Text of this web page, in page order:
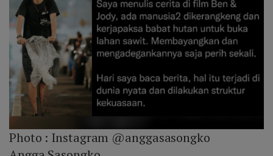
Photo : Instagram @anggasasongko